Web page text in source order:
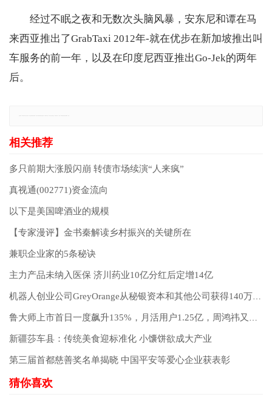
经过不眠之夜和无数次头脑风暴，安东尼和谭在马
来西亚推出了GrabTaxi 2012年-就在优步在新加坡推出叫
车服务的前一年，以及在印度尼西亚推出Go-Jek的两年
后。
多只前期大涨股闪崩 转债市场续演“人来疯”
真视通(002771)资金流向
以下是美国啤酒业的规模
【专家漫评】金书秦解读乡村振兴的关键所在
兼职企业家的5条秘诀
主力产品未纳入医保 济川药业10亿分红后定增14亿
新疆莎车县：传统美食迎标准化 小馕饼欲成大产业
第三届首都慈善奖名单揭晓 中国平安等爱心企业获表彰